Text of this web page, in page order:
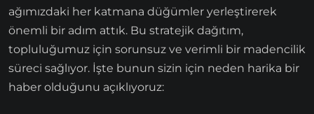
ağımızdaki her katmana düğümler yerleştirerek
önemli bir adım attık. Bu stratejik dağıtım,
topluluğumuz için sorunsuz ve verimli bir madencilik
süreci sağlıyor. İşte bunun sizin için neden harika bir
haber olduğunu açıklıyoruz: